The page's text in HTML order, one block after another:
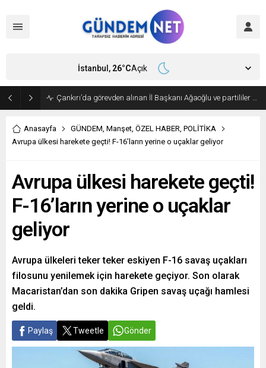
Bakan Fidan, Hamas Siyasi Büro Şefi Hayye’yi kabul etti
İstanbul, 26°CAçık
Anasayfa GÜNDEM, Manşet, ÖZEL HABER, POLİTİKA
Avrupa ülkesi harekete geçti! F-16’ların yerine o uçaklar geliyor
Avrupa ülkesi harekete geçti!
F-16’ların yerine o uçaklar
geliyor
Avrupa ülkeleri teker teker eskiyen F-16 savaş uçakları
filosunu yenilemek için harekete geçiyor. Son olarak
Macaristan’dan son dakika Gripen savaş uçağı hamlesi
geldi.
Paylaş Tweetle Gönder